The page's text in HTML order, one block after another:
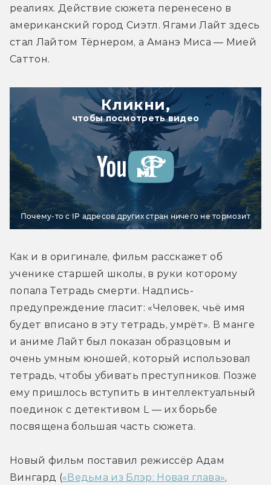
реалиях. Действие сюжета перенесено в
американский город Сиэтл. Ягами Лайт здесь
стал Лайтом Тёрнером, а Аманэ Миса — Мией
Саттон.
Кликни,
чтобы посмотреть видео
Почему-то с IP адресов других стран ничего не тормозит
Как и в оригинале, фильм расскажет об
ученике старшей школы, в руки которому
попала Тетрадь смерти. Надпись-
предупреждение гласит: «Человек, чьё имя
будет вписано в эту тетрадь, умрёт». В манге
и аниме Лайт был показан образцовым и
очень умным юношей, который использовал
тетрадь, чтобы убивать преступников. Позже
ему пришлось вступить в интеллектуальный
поединок с детективом L — их борьбе
посвящена большая часть сюжета.
Новый фильм поставил режиссёр Адам
Вингард («Ведьма из Блэр: Новая глава»,